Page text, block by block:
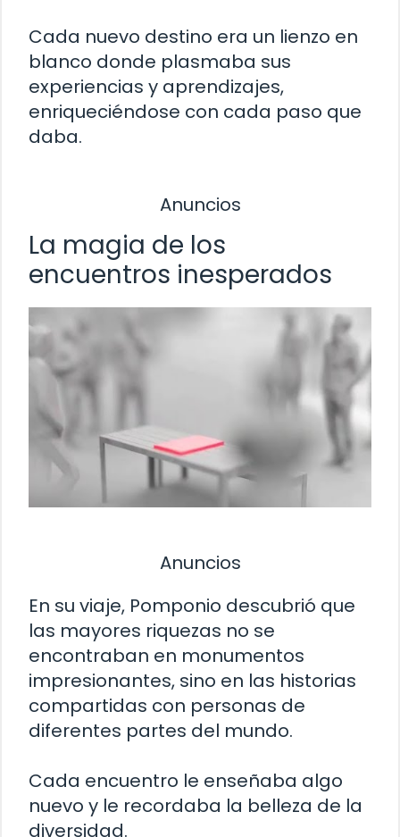
Cada nuevo destino era un lienzo en
blanco donde plasmaba sus
experiencias y aprendizajes,
enriqueciéndose con cada paso que
daba.
Anuncios
La magia de los
encuentros inesperados
Anuncios
En su viaje, Pomponio descubrió que
las mayores riquezas no se
encontraban en monumentos
impresionantes, sino en las historias
compartidas con personas de
diferentes partes del mundo.
Cada encuentro le enseñaba algo
nuevo y le recordaba la belleza de la
diversidad.